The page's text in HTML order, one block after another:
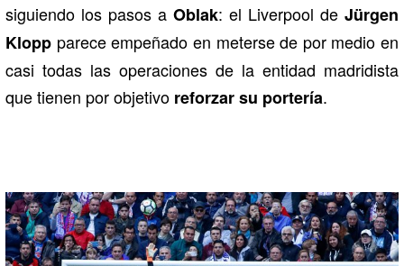
siguiendo los pasos a Oblak: el Liverpool de Jürgen
Klopp parece empeñado en meterse de por medio en
casi todas las operaciones de la entidad madridista
que tienen por objetivo reforzar su portería.